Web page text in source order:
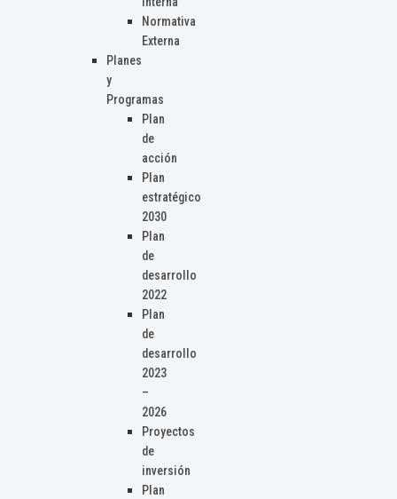
Normativa
Externa
Planes
y
Programas
Plan
de
acción
Plan
estratégico
2030
Plan
de
desarrollo
2022
Plan
de
desarrollo
2023
–
2026
Proyectos
de
inversión
Plan